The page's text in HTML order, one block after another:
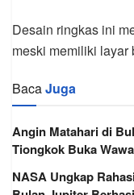
Desain ringkas ini
meski memiliki layar
BacaJuga
Angin Matahari di
Tiongkok Buka
NASA Ungkap